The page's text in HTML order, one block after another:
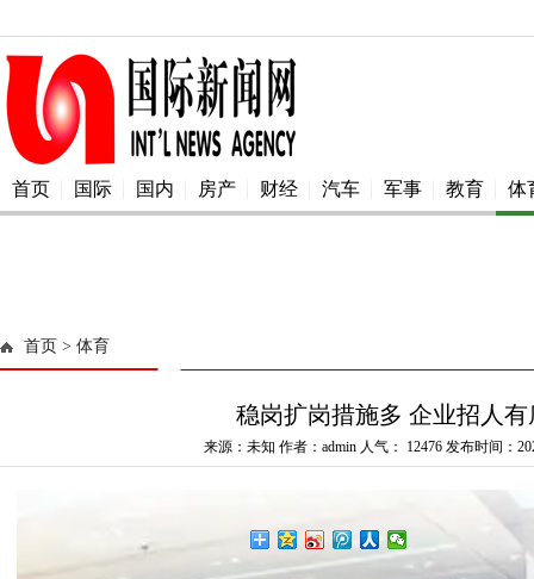
首页 国际 国内 房产 财经 汽车 军事 教育 体
首页 > 体育
稳岗扩岗措施多 企业招人有
来源：未知 作者：admin 人气： 12476 发布时间：